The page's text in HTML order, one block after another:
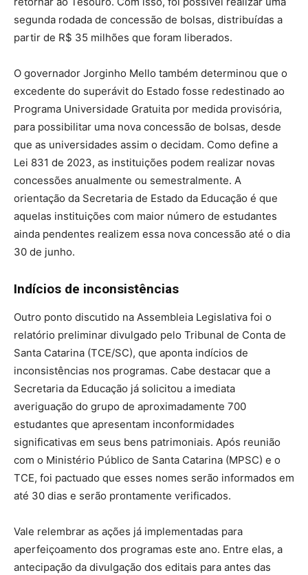
segunda rodada de concessão de bolsas, distribuídas a
partir de R$ 35 milhões que foram liberados.
O governador Jorginho Mello também determinou que o
excedente do superávit do Estado fosse redestinado ao
Programa Universidade Gratuita por medida provisória,
para possibilitar uma nova concessão de bolsas, desde
que as universidades assim o decidam. Como define a
Lei 831 de 2023, as instituições podem realizar novas
concessões anualmente ou semestralmente. A
orientação da Secretaria de Estado da Educação é que
aquelas instituições com maior número de estudantes
ainda pendentes realizem essa nova concessão até o dia
30 de junho.
Indícios de inconsistências
Outro ponto discutido na Assembleia Legislativa foi o
relatório preliminar divulgado pelo Tribunal de Conta de
Santa Catarina (TCE/SC), que aponta indícios de
inconsistências nos programas. Cabe destacar que a
Secretaria da Educação já solicitou a imediata
averiguação do grupo de aproximadamente 700
estudantes que apresentam inconformidades
significativas em seus bens patrimoniais. Após reunião
com o Ministério Público de Santa Catarina (MPSC) e o
TCE, foi pactuado que esses nomes serão informados em
até 30 dias e serão prontamente verificados.
Vale relembrar as ações já implementadas para
aperfeiçoamento dos programas este ano. Entre elas, a
antecipação da divulgação dos editais para antes das